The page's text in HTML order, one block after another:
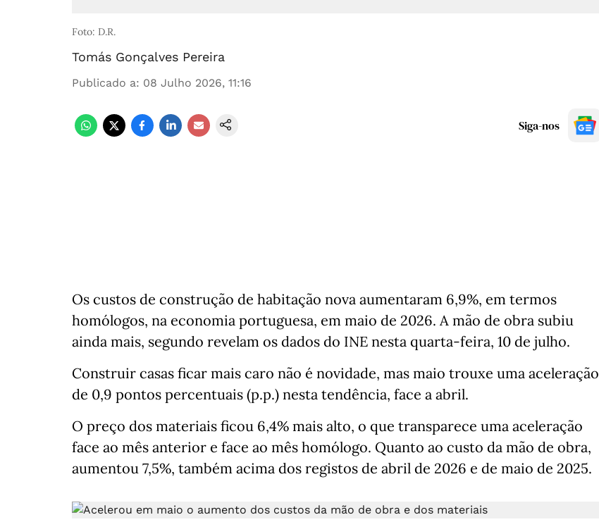
Foto: D.R.
Tomás Gonçalves Pereira
Publicado a: 08 Julho 2026, 11:16
Siga-nos
Os custos de construção de habitação nova aumentaram 6,9%, em termos
homólogos, na economia portuguesa, em maio de 2026. A mão de obra subiu
ainda mais, segundo revelam os dados do INE nesta quarta-feira, 10 de julho.
Construir casas ficar mais caro não é novidade, mas maio trouxe uma aceleração
de 0,9 pontos percentuais (p.p.) nesta tendência, face a abril.
O preço dos materiais ficou 6,4% mais alto, o que transparece uma aceleração
face ao mês anterior e face ao mês homólogo. Quanto ao custo da mão de obra,
aumentou 7,5%, também acima dos registos de abril de 2026 e de maio de 2025.